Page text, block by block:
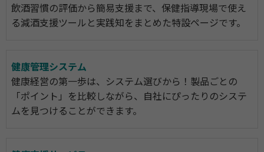
飲酒習慣の評価から簡易支援まで、保健指導現場で使え
る減酒支援ツールと実践知をまとめた特設ページです。
健康管理システム
健康経営の第一歩は、システム選びから！製品ごとの
「ポイント」を比較しながら、自社にぴったりのシステ
ムを見つけることができます。